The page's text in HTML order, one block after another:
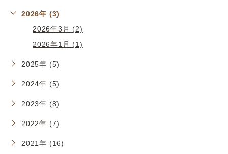
2026年 (3)
2026年3月 (2)
2026年1月 (1)
2025年 (5)
2024年 (5)
2023年 (8)
2022年 (7)
2021年 (16)